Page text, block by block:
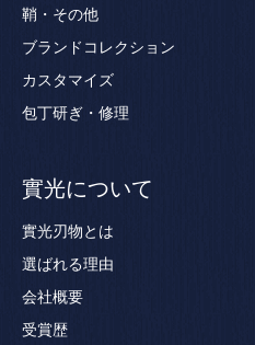
鞘・その他
ブランドコレクション
カスタマイズ
包丁研ぎ・修理
實光について
實光刃物とは
選ばれる理由
会社概要
受賞歴